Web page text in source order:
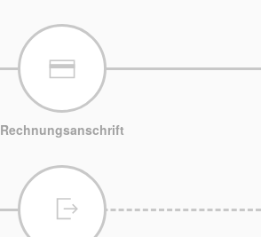
Rechnungsanschrift